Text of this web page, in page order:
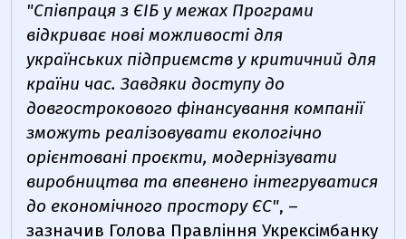
"Співпраця з ЄІБ у межах Програми
відкриває нові можливості для
українських підприємств у критичний для
країни час. Завдяки доступу до
довгострокового фінансування компанії
зможуть реалізовувати екологічно
орієнтовані проєкти, модернізувати
виробництва та впевнено інтегруватися
до економічного простору ЄС", –
зазначив Голова Правління Укрексімбанку